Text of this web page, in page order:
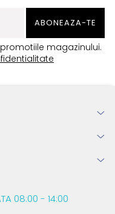
magazinului.
08:00 - 14:00